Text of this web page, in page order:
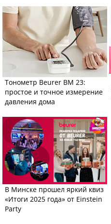
Тонометр Beurer BM 23:
простое и точное измерение
давления дома
В Минске прошел яркий квиз
«Итоги 2025 года» от Einstein
Party